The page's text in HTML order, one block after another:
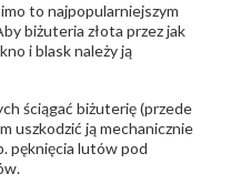
134 38-200 Jasło; NIP:
tel.13 44 56 100;
,PZ Stelmach Sp. z o.o. ul.
805 Opole; NIP 7542889545;
90 100; biuro@stelmach.pl
w wieku poniżej 3 lat
wykonane z białego złota
zawierają nikiel
to najpopularniejszym
biżuteria złota przez jak
i blask należy ją
ściągać biżuterię (przede
uszkodzić ją mechanicznie
pęknięcia lutów pod